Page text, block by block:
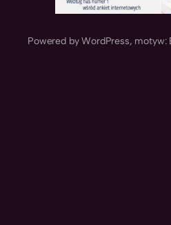
Powered by WordPress, motyw: